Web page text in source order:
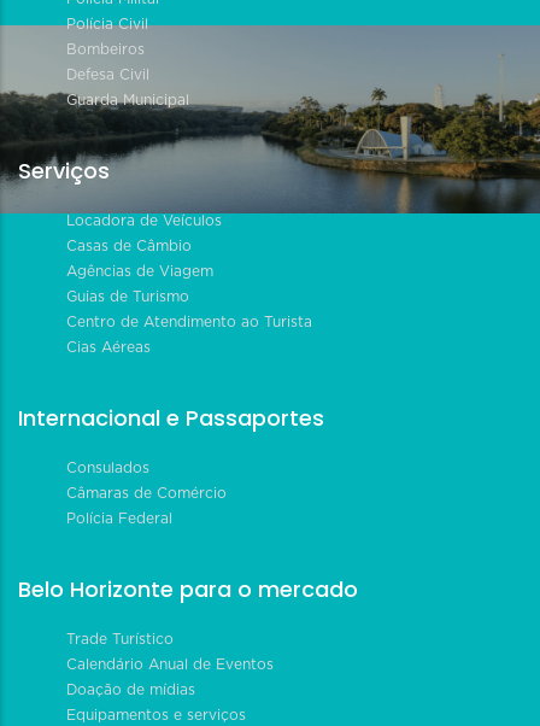
Polícia Civil
Bombeiros
Defesa Civil
Guarda Municipal
Serviços
Locadora de Veículos
Casas de Câmbio
Agências de Viagem
Guias de Turismo
Centro de Atendimento ao Turista
Cias Aéreas
Internacional e Passaportes
Consulados
Câmaras de Comércio
Polícia Federal
Belo Horizonte para o mercado
Trade Turístico
Calendário Anual de Eventos
Doação de mídias
Equipamentos e serviços